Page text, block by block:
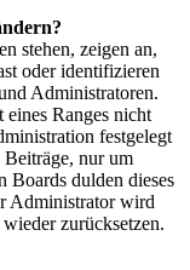
stehen, zeigen an,
oder identifizieren
Administratoren.
Ranges nicht
festgelegt
nur um
Boards dulden dieses
Administrator wird
zurücksetzen.